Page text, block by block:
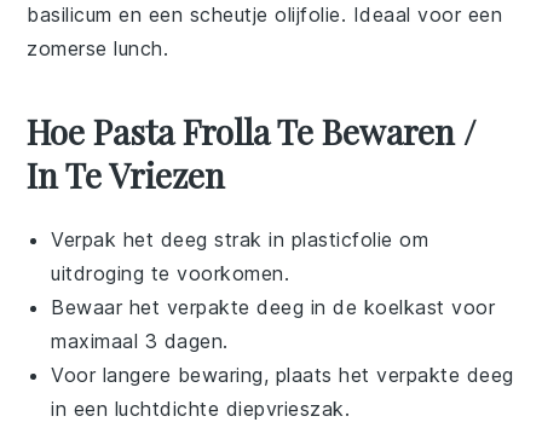
basilicum en een scheutjeolijfolie. Ideaal voor een
zomerselunch.
Hoe Pasta Frolla Te Bewaren /
In Te Vriezen
Verpak het deeg strak in plasticfolie om
uitdroging te voorkomen.
Bewaar het verpaktedeeg in de koelkast voor
maximaal 3 dagen.
Voor langere bewaring, plaats het verpakte deeg
in een luchtdichte diepvrieszak.